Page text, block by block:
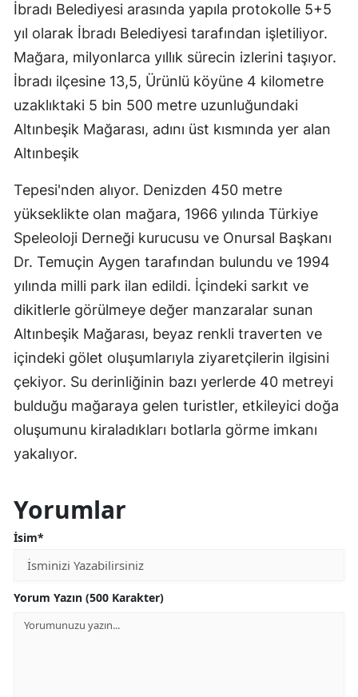
İbradı Belediyesi arasında yapıla protokolle 5+5
yıl olarak İbradı Belediyesi tarafından işletiliyor.
Mağara, milyonlarca yıllık sürecin izlerini taşıyor.
İbradı ilçesine 13,5, Ürünlü köyüne 4 kilometre
uzaklıktaki 5 bin 500 metre uzunluğundaki
Altınbeşik Mağarası, adını üst kısmında yer alan
Altınbeşik
Tepesi'nden alıyor. Denizden 450 metre
yükseklikte olan mağara, 1966 yılında Türkiye
Speleoloji Derneği kurucusu ve Onursal Başkanı
Dr. Temuçin Aygen tarafından bulundu ve 1994
yılında milli park ilan edildi. İçindeki sarkıt ve
dikitlerle görülmeye değer manzaralar sunan
Altınbeşik Mağarası, beyaz renkli traverten ve
içindeki gölet oluşumlarıyla ziyaretçilerin ilgisini
çekiyor. Su derinliğinin bazı yerlerde 40 metreyi
bulduğu mağaraya gelen turistler, etkileyici doğa
oluşumunu kiraladıkları botlarla görme imkanı
yakalıyor.
Yorumlar
İsim*
Yorum Yazın (500 Karakter)